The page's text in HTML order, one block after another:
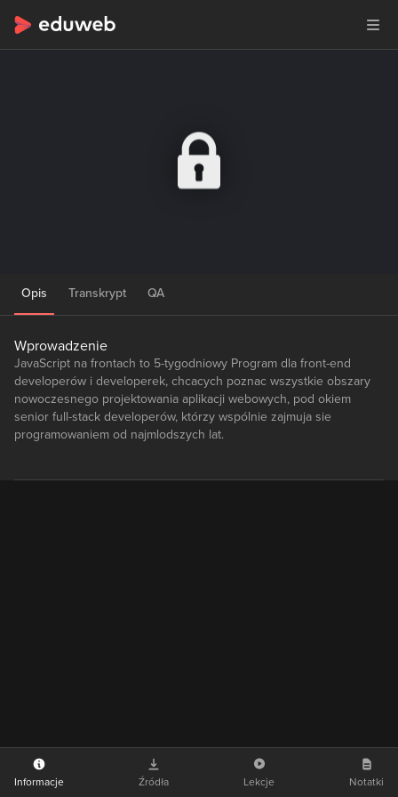
Opis Transkrypt QA
Wprowadzenie
JavaScript na frontach to 5-tygodniowy Program dla front-end
developerów i developerek, chcacych poznac wszystkie obszary
nowoczesnego projektowania aplikacji webowych, pod okiem
senior full-stack developerów, którzy wspólnie zajmuja sie
programowaniem od najmlodszych lat.
Informacje Źródła Lekcje Notatki